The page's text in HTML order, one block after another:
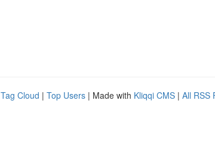
Tag Cloud | Top Users | Made with Kliqqi CMS | All RSS